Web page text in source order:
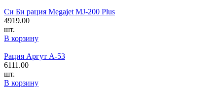
Си Би рация Megajet MJ-200 Plus
4919.00
шт.
В корзину
Рация Аргут А-53
6111.00
шт.
В корзину